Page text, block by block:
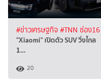
#ข่าวเศรษฐกิจ #TNN ช่อง16
"Xiaomi" เปิดตัว SUV วิ่งไกล
1…
20